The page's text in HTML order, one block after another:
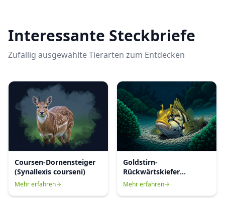
Interessante Steckbriefe
Zufällig ausgewählte Tierarten zum Entdecken
Coursen-Dornensteiger
(Synallexis courseni)
Mehr erfahren
Goldstirn-
Rückwärtskiefer
(Opistognathus
Mehr erfahren